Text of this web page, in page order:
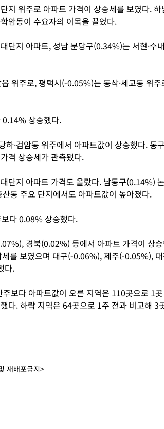
지 위주로 아파트 가격이 상승세를 보였다. 하
암동이 수요자의 이목을 끌었다.
단지 아파트, 성남 분당구(0.34%)는 서현·수
위주로, 평택시(-0.05%)는 동삭·세교동 위주
0.14% 상승했다.
·검암동 위주에서 아파트값이 상승했다. 동구
격 상승세가 관측됐다.
단지 아파트 가격도 올랐다. 남동구(0.14%)
동 주요 단지에서도 아파트값이 높아졌다.
다 0.08% 상승했다.
경북(0.02%) 등에서 아파트 가격이 상
를 보였으며 대구(-0.06%), 제주(-0.05%), 대
다.
보다 아파트값이 오른 지역은 110곳으로 1
다. 하락 지역은 64곳으로 1주 전과 비교해 3
재배포금지>